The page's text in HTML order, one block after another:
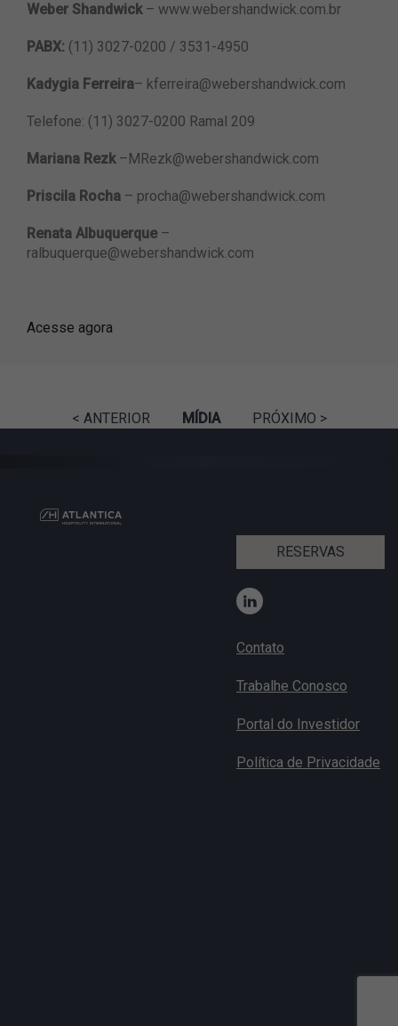
Weber Shandwick – www.webershandwick.com.br
PABX: (11) 3027-0200 / 3531-4950
Kadygia Ferreira– kferreira@webershandwick.com
Telefone: (11) 3027-0200 Ramal 209
Mariana Rezk– MRezk@webershandwick.com
Priscila Rocha – procha@webershandwick.com
Renata Albuquerque –
ralbuquerque@webershandwick.com
Acesse agora
< ANTERIOR MÍDIA PRÓXIMO >
RESERVAS
Contato
Trabalhe Conosco
Portal do Investidor
Política de Privacidade